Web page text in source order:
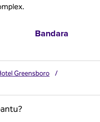
Bandara
Greensboro
/